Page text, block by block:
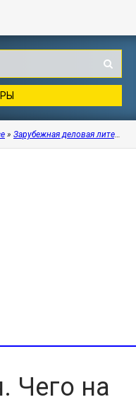
» Зарубежная деловая
Чего на